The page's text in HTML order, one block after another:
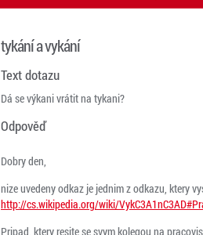
tykání a vykání
Text dotazu
Dá se výkani vrátit na tykani?
Odpověď
Dobry den,
nize uvedeny odkaz je jednim z odkazu, ktery
http://cs.wikipedia.org/wiki/
Pripad, ktery resite se svym kolegou na